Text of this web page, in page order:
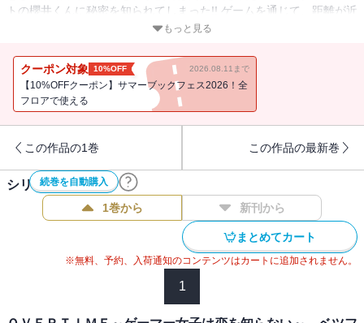
トの櫻井くんに秘密を知られてしまった!! ゲームを通じて、距離が近
づいて…さらには櫻井くんの家に招かれて!? 人気者男子×オタク女
3rd stgae を収録】
もっと見る
クーポン対象 10%OFF 2026.08.11まで
【10%OFFクーポン】サマーブックフェス2026！全
フロアで使える
この作品の1巻 この作品の最新巻
続巻を自動購入
シリーズ作品(4件)
1巻から 新刊から
まとめてカート
※無料、予約、入荷通知のコンテンツはカートに追加されません。
1